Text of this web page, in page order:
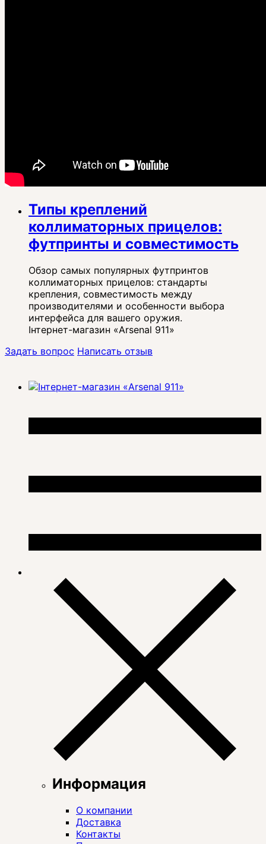
Типы креплений
коллиматорных прицелов:
футпринты и совместимость
Обзор самых популярных футпринтов
коллиматорных прицелов: стандарты
крепления, совместимость между
производителями и особенности выбора
интерфейса для вашего оружия.
Інтернет-магазин «Arsenal 911»
Задать вопрос Написать отзыв
Информация
О компании
Доставка
Контакты